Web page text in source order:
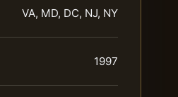
VA, MD, DC, NJ, NY
1997